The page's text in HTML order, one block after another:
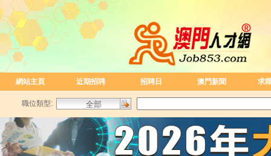
網站主頁 近期招聘 招聘日 澳門新聞 求
職位類型: